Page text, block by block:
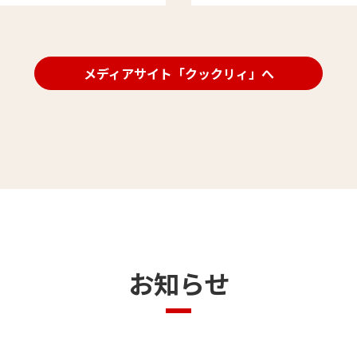
ですが、仕事帰...
は、北欧の美しい...
メディアサイト「クックリィ」へ
お知らせ